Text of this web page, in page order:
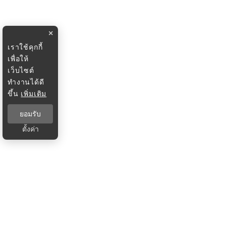
×
เราใช้คุกกี้
เพื่อให้
เว็บไซต์
ทำงานได้ดี
ขึ้น เพิ่มเติม
ยอมรับ
ตั้งค่า